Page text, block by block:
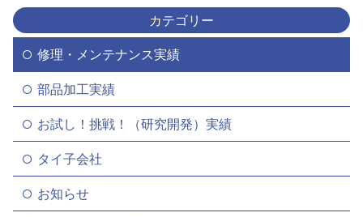
カテゴリー
修理・メンテナンス実績
部品加工実績
お試し！挑戦！（研究開発）実績
タイ子会社
お知らせ